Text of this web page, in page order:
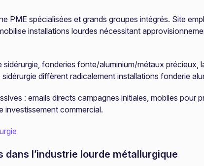
PME spécialisées et grands groupes intégrés. Site
installations lourdes nécessitant
sidérurgie, fonderies fonte/aluminium/métaux précieux,
diffèrent radicalement installations fonderie
: emails directs campagnes initiales, mobiles
investissement commercial.
dans l’industrie lourde métallurgique